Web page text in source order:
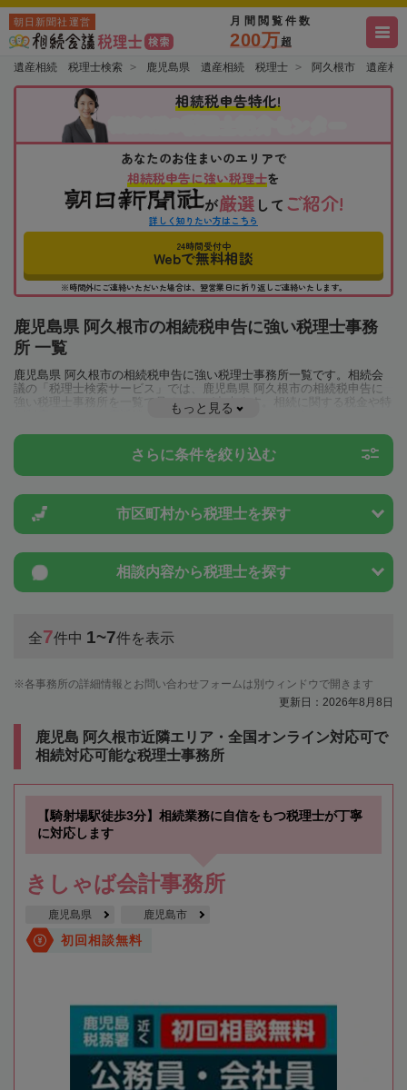
朝日新聞社運営 月間閲覧件数
200万超
遺産相続 税理士検索 鹿児島県 遺産相続 税理士 阿久根市 遺産相
相続税申告特化!
あなたのお住まいのエリアで
相続税申告に強い税理士を
が厳選 して ご紹介!
詳しく知りたい方はこちら
24時間受付中
Webで無料相談
※時間外にご連絡いただいた場合は、翌営業日に折り返しご連絡いたします。
鹿児島県 阿久根市の相続税申告に強い税理士事務
所 一覧
鹿児島県 阿久根市の相続税申告に強い税理士事務所一覧です。相続会
議の「税理士検索サービス」では、鹿児島県 阿久根市の相続税申告に
強い税理士事務所を一覧で見ることが出来ます。相続に関する税金や特
例制度のことは一度近隣の税理士に相談してみましょう。
もっと見る
さらに条件を絞り込む
市区町村から税理士を探す
相談内容から税理士を探す
全7件中 1~7件を表示
各事務所の詳細情報とお問い合わせフォームは別ウィンドウで開きます
更新日：2026年8月8日
鹿児島 阿久根市近隣エリア・全国オンライン対応可で
相続対応可能な税理士事務所
【騎射場駅徒歩3分】相続業務に自信をもつ税理士が丁寧
に対応します
きしゃば会計事務所
鹿児島県 鹿児島市
初回相談無料